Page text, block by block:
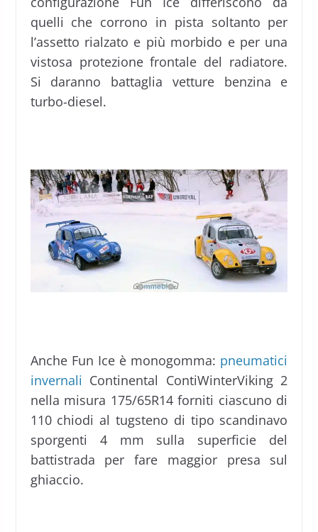
quelli che corrono in pista soltanto per
l’assetto rialzato e più morbido e per una
vistosa protezione frontale del radiatore.
Si daranno battaglia vetture benzina e
turbo-diesel.
Anche Fun Ice è monogomma: pneumatici
invernali Continental ContiWinterViking 2
nella misura 175/65R14 forniti ciascuno di
110 chiodi al tugsteno di tipo scandinavo
sporgenti 4 mm sulla superficie del
battistrada per fare maggior presa sul
ghiaccio.